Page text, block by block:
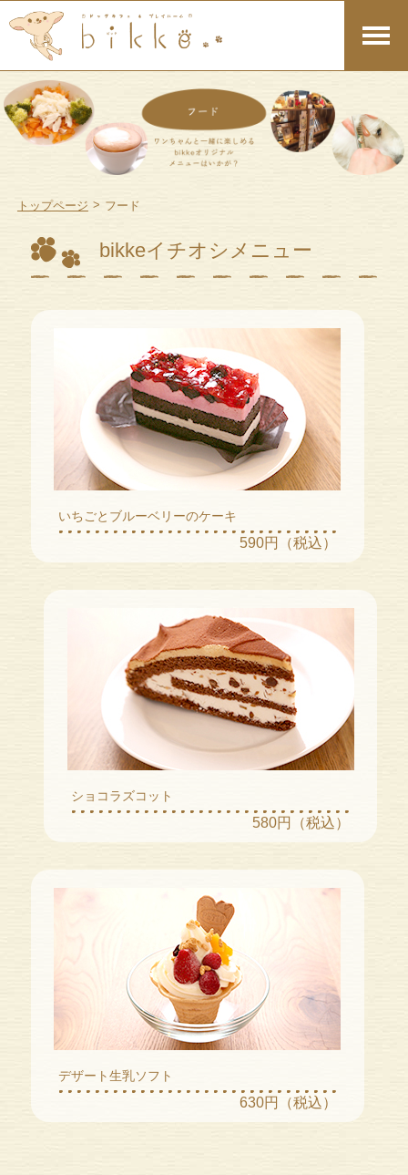
トップページ > フード
bikkeイチオシメニュー
いちごとブルーベリーのケーキ
590円（税込）
ショコラズコット
580円（税込）
デザート生乳ソフト
630円（税込）